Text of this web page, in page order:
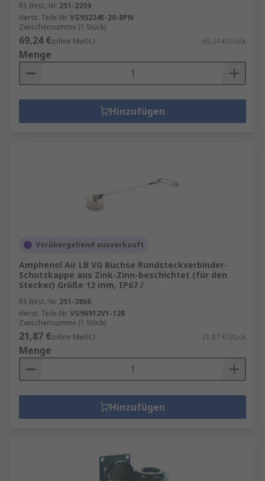
RS Best.-Nr. 251-2259
Herst. Teile-Nr. VG95234E-20-8PN
Zwischensumme (1 Stück)
69,24 €(ohne MwSt.) 69,24 €/Stück
Menge
Hinzufügen
Vorübergehend ausverkauft
Amphenol Air LB VG Buchse Rundsteckverbinder-
Schutzkappe aus Zink-Zinn-beschichtet (für den
Stecker) Größe 12 mm, IP67 /
RS Best.-Nr. 251-2866
Herst. Teile-Nr. VG96912V1-12B
Zwischensumme (1 Stück)
21,87 €(ohne MwSt.) 21,87 €/Stück
Menge
Hinzufügen